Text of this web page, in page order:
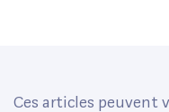
Ces articles peuvent